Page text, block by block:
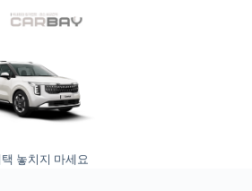
놓치지 마세요